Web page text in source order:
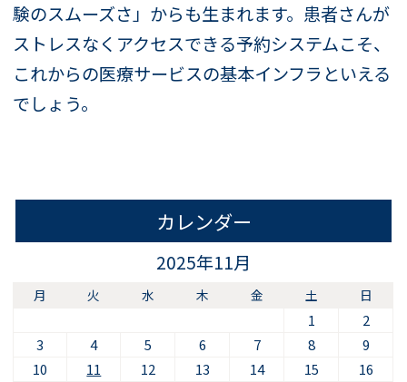
験のスムーズさ」からも生まれます。患者さんが
ストレスなくアクセスできる予約システムこそ、
これからの医療サービスの基本インフラといえる
でしょう。
カレンダー
2025年11月
月 火 水 木 金 土 日
1
2
3
4 5 6 7 8
9
10
11 12 13 14 15
16